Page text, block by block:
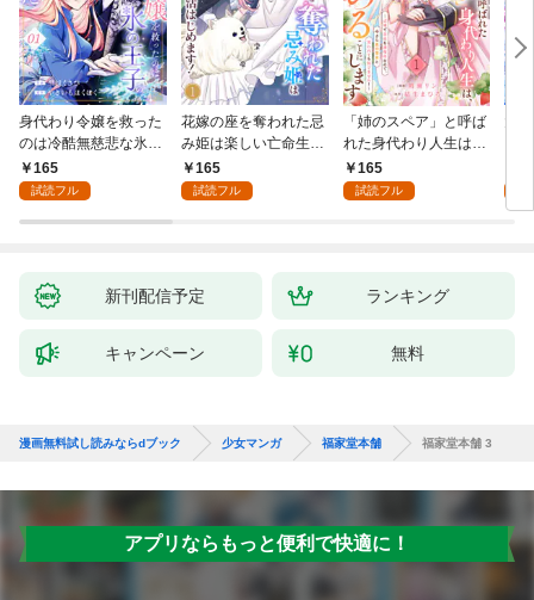
身代わり令嬢を救った
のは冷酷無慈悲な氷の
王子の愛でした１
165
試読フル
花嫁の座を奪われた忌
み姫は楽しい亡命生活
はじめます！１
165
試読フル
「姉のスペア」と呼ば
れた身代わり人生は、
今日でやめることにし
ます～辺境で自由を満
165
試読フル
新刊配信予定 ランキング
キャンペーン 無料
漫画無料試し読みならdブック 少女マンガ 福家堂本舗 福家堂本舗 3
アプリならもっと便利で快適に！